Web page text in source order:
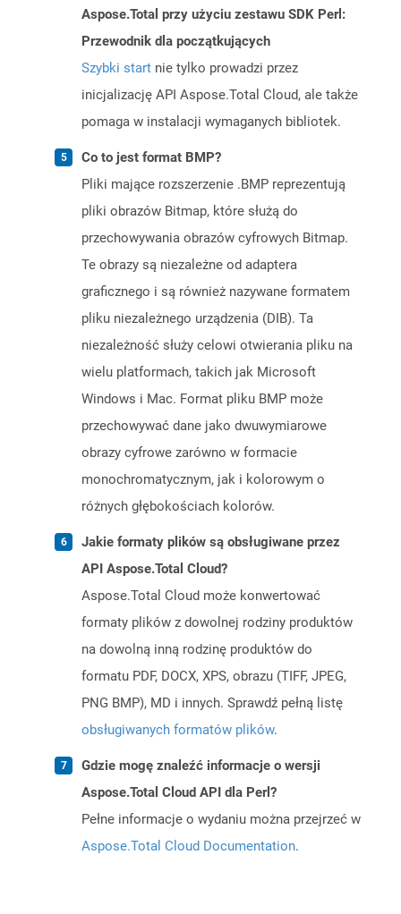
Aspose.Total przy użyciu zestawu SDK Perl:
Przewodnik dla początkujących
Szybki start nie tylko prowadzi przez
inicjalizację API Aspose.Total Cloud, ale także
pomaga w instalacji wymaganych bibliotek.
Co to jest format BMP?
Pliki mające rozszerzenie .BMP reprezentują
pliki obrazów Bitmap, które służą do
przechowywania obrazów cyfrowych Bitmap.
Te obrazy są niezależne od adaptera
graficznego i są również nazywane formatem
pliku niezależnego urządzenia (DIB). Ta
niezależność służy celowi otwierania pliku na
wielu platformach, takich jak Microsoft
Windows i Mac. Format pliku BMP może
przechowywać dane jako dwuwymiarowe
obrazy cyfrowe zarówno w formacie
monochromatycznym, jak i kolorowym o
różnych głębokościach kolorów.
Jakie formaty plików są obsługiwane przez
API Aspose.Total Cloud?
Aspose.Total Cloud może konwertować
formaty plików z dowolnej rodziny produktów
na dowolną inną rodzinę produktów do
formatu PDF, DOCX, XPS, obrazu (TIFF, JPEG,
PNG BMP), MD i innych. Sprawdź pełną listę
obsługiwanych formatów plików.
Gdzie mogę znaleźć informacje o wersji
Aspose.Total Cloud API dla Perl?
Pełne informacje o wydaniu można przejrzeć w
Aspose.Total Cloud Documentation.